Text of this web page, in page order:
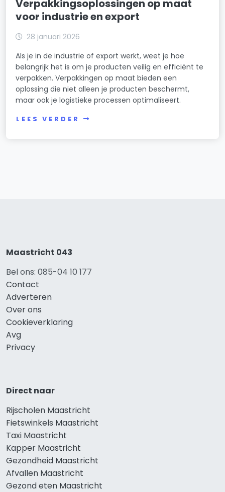
Verpakkingsoplossingen op maat
voor industrie en export
28 januari 2026
Als je in de industrie of export werkt, weet je hoe
belangrijk het is om je producten veilig en efficiënt te
verpakken. Verpakkingen op maat bieden een
oplossing die niet alleen je producten beschermt,
maar ook je logistieke processen optimaliseert.
LEES VERDER
Maastricht 043
Bel ons: 085-04 10 177
Contact
Adverteren
Over ons
Cookieverklaring
Avg
Privacy
Direct naar
Rijscholen Maastricht
Fietswinkels Maastricht
Taxi Maastricht
Kapper Maastricht
Gezondheid Maastricht
Afvallen Maastricht
Gezond eten Maastricht